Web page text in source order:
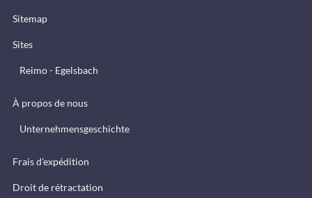
Sitemap
Sites
Reimo - Egelsbach
À propos de nous
Unternehmensgeschichte
Frais d'expédition
Droit de rétractation